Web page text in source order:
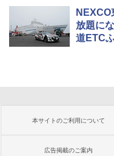
NEXCO
放題に
道ETC
本サイトのご利用について
広告掲載のご案内